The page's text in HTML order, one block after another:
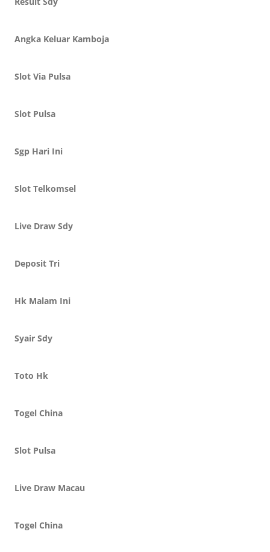
Angka Keluar Kamboja
Slot Via Pulsa
Slot Pulsa
Sgp Hari Ini
Slot Telkomsel
Live Draw Sdy
Deposit Tri
Hk Malam Ini
Syair Sdy
Toto Hk
Togel China
Slot Pulsa
Live Draw Macau
Togel China